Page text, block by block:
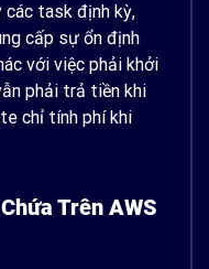
các task định kỳ,
cấp sự ổn định
với việc phải khởi
phải trả tiền khi
chỉ tính phí khi
Trên AWS